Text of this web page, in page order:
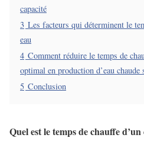
capacité
3 Les facteurs qui déterminent le
eau
4 Comment réduire le temps de
optimal en production d’eau chaude
5 Conclusion
Quel est le temps de chauffe